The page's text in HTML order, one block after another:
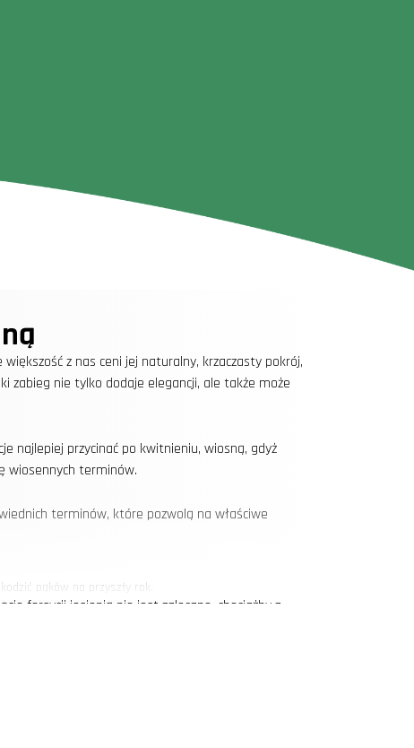
z nas ceni jej naturalny, krzaczasty pokrój,
zabieg nie tylko dodaje elegancji, ale także może
najlepiej przycinać po kwitnieniu, wiosną, gdyż
wiosennych terminów.
terminów, które pozwolą na właściwe
pąków na przyszły rok.
forsycji jesienią nie jest zalecane, chociażby z